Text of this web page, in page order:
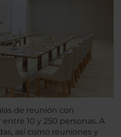
de reunión con
10 y 250 personas. A
así como reuniones y